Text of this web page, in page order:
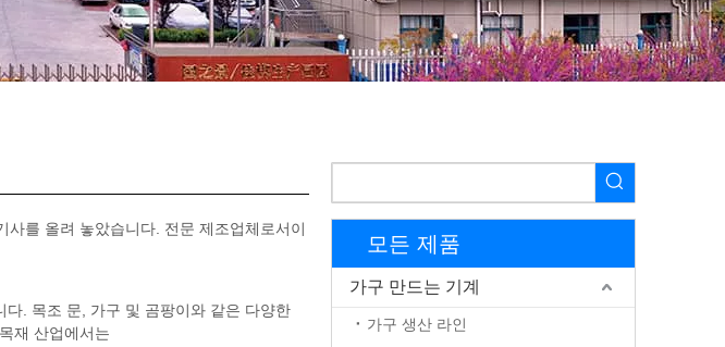
를 올려 놓았습니다. 전문 제조업체로서이
. 목조 문, 가구 및 곰팡이와 같은 다양한
재 산업에서는
모든 제품
가구 만드는 기계
가구 생산 라인